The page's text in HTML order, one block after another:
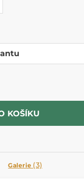
KOŠÍKU
Galerie (3)